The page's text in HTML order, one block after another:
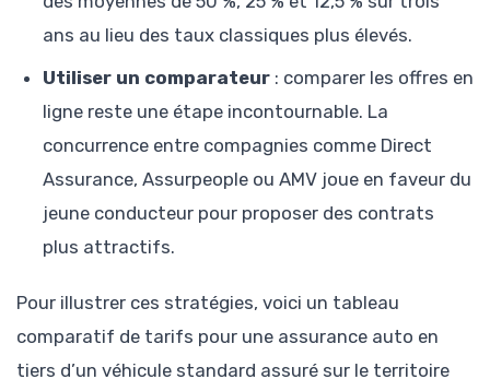
ans au lieu des taux classiques plus élevés.
Utiliser un comparateur : comparer les offres en
ligne reste une étape incontournable. La
concurrence entre compagnies comme Direct
Assurance, Assurpeople ou AMV joue en faveur du
jeune conducteur pour proposer des contrats
plus attractifs.
Pour illustrer ces stratégies, voici un tableau
comparatif de tarifs pour une assurance auto en
tiers d’un véhicule standard assuré sur le territoire